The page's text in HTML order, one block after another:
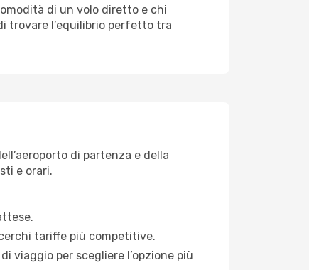
di un volo diretto e chi
trovare l’equilibrio perfetto tra
di partenza e della
e orari.
tariffe più competitive.
viaggio per scegliere l’opzione più